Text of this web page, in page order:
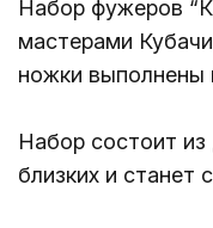
Набор фужеров
мастерами
ножки выполнены
Набор состоит
близких и